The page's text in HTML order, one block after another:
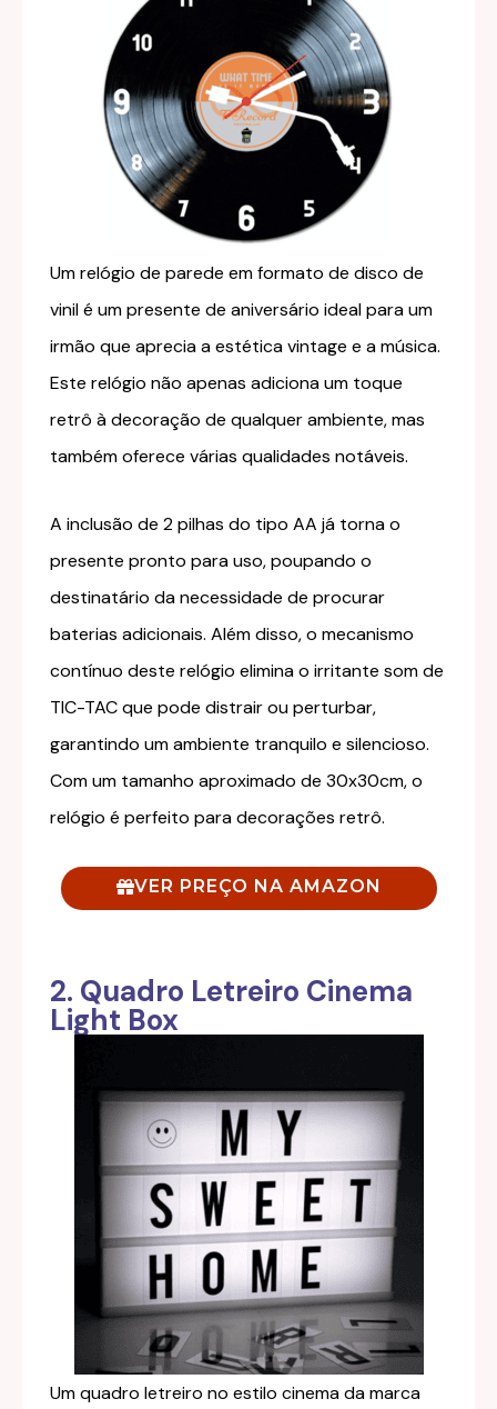
Um relógio de parede em formato de disco de
vinil é um presente de aniversário ideal para um
irmão que aprecia a estética vintage e a música.
Este relógio não apenas adiciona um toque
retrô à decoração de qualquer ambiente, mas
também oferece várias qualidades notáveis.
A inclusão de 2 pilhas do tipo AA já torna o
presente pronto para uso, poupando o
destinatário da necessidade de procurar
baterias adicionais. Além disso, o mecanismo
contínuo deste relógio elimina o irritante som de
TIC-TAC que pode distrair ou perturbar,
garantindo um ambiente tranquilo e silencioso.
Com um tamanho aproximado de 30x30cm, o
relógio é perfeito para decorações retrô.
VER PREÇO NA AMAZON
2. Quadro Letreiro Cinema
Light Box
Um quadro letreiro no estilo cinema da marca